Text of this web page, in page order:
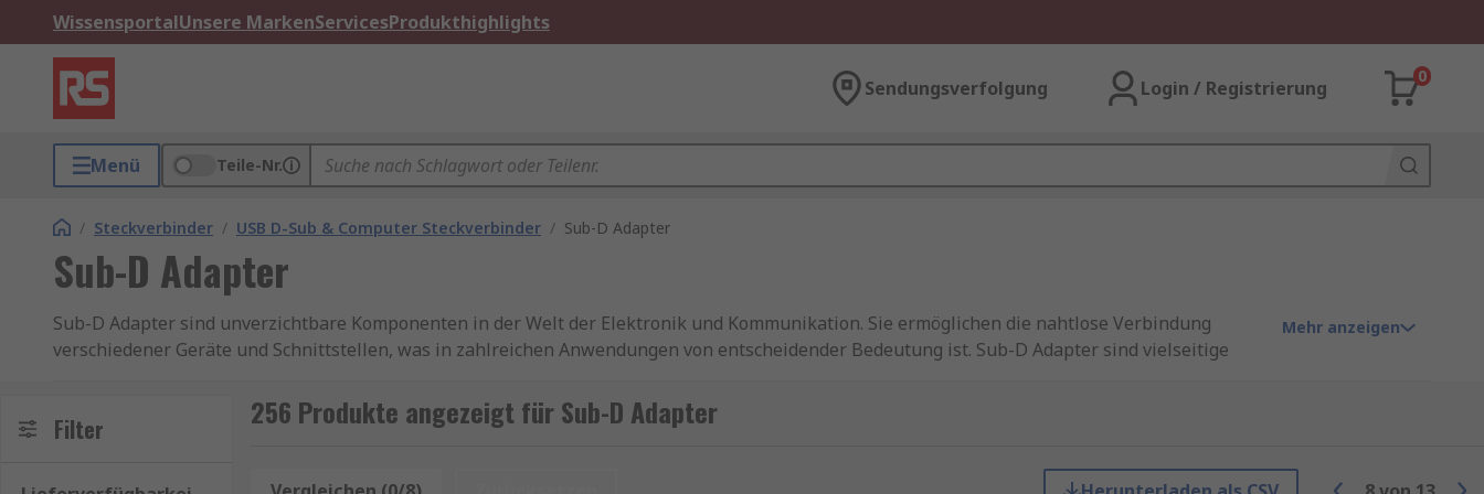
WissensportalUnsere MarkenServicesProdukthighlights
Sendungsverfolgung Login / Registrierung
0
Menü Teile-Nr.
/ Steckverbinder / USB D-Sub & Computer Steckverbinder / Sub-D Adapter
Sub-D Adapter
Sub-D Adapter sind unverzichtbare Komponenten in der Welt der Elektronik und Kommunikation. Sie ermöglichen die nahtlose Verbindung
verschiedener Geräte und Schnittstellen, was in zahlreichen Anwendungen von entscheidender Bedeutung ist. Sub-D Adapter sind vielseitige
von Geräten und Schnittstellen.
verschiedenen Anschlüssen herzustellen. Sie sind nach dem Subminiatur-D-Steckverbindertyp benannt und sind in verschiedenen Ausführungen
Mehr anzeigen
Filter 256 Produkte angezeigt für Sub-D Adapter